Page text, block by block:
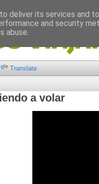
Translate
a volar
deliver its services and
and security
abuse.